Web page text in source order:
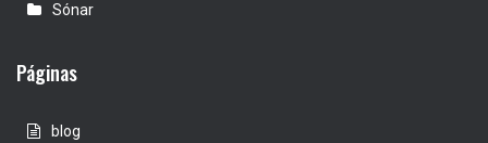
Sónar
Páginas
blog